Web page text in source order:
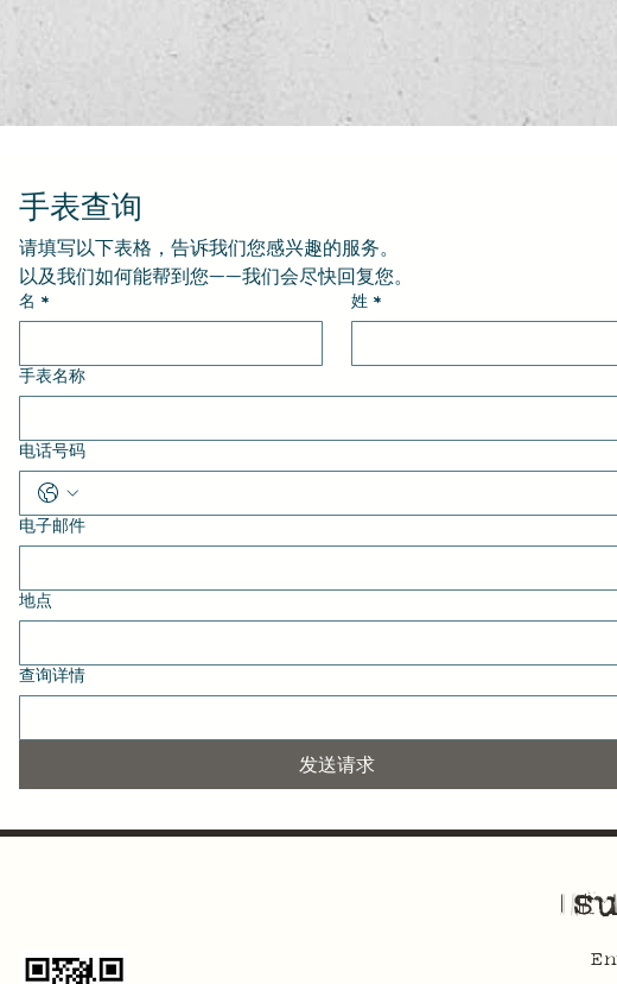
手表查询
请填写以下表格，告诉我们您感兴趣的服务。
以及我们如何能帮到您——我们会尽快回复您。
名 * 姓 *
手表名称
电话号码
电子邮件
地点
查询详情
发送请求